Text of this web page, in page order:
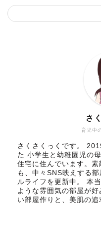
育児中
さ
さくさくっくです。
た 小学生と幼稚園児の
住宅に住んでいます。
も、中々SNS映えする
ルライフを更新中。 本
ような雰囲気の部屋が
い部屋作りと、美肌の追